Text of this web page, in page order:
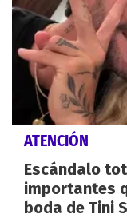
ATENCIÓN
Escándalo
importantes
boda de Tini